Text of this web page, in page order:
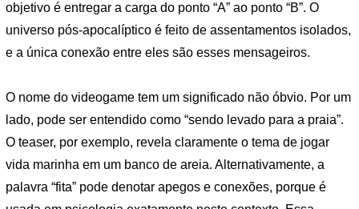
objetivo é entregar a carga do ponto “A” ao ponto “B”. O
universo pós-apocalíptico é feito de assentamentos isolados,
e a única conexão entre eles são esses mensageiros.
O nome do videogame tem um significado não óbvio. Por um
lado, pode ser entendido como “sendo levado para a praia”.
O teaser, por exemplo, revela claramente o tema de jogar
vida marinha em um banco de areia. Alternativamente, a
palavra “fita” pode denotar apegos e conexões, porque é